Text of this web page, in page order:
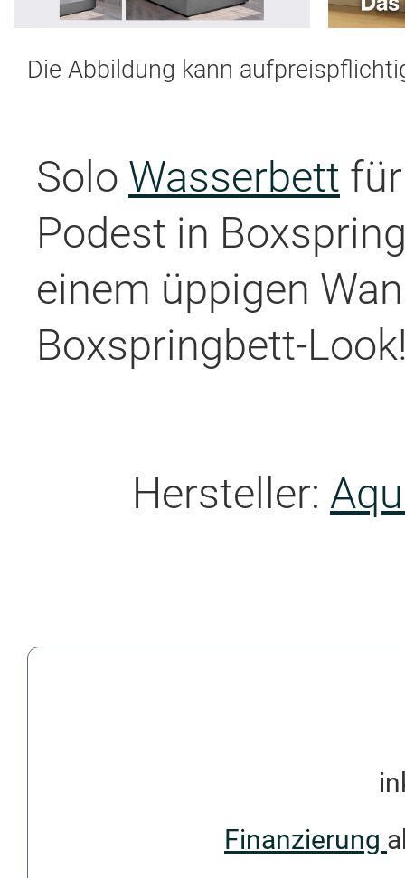
Die Abbildung kann
Solo Wasserbett
Podest in
einem üppigen
Boxspringbett-
Hersteller:
Finanzierung